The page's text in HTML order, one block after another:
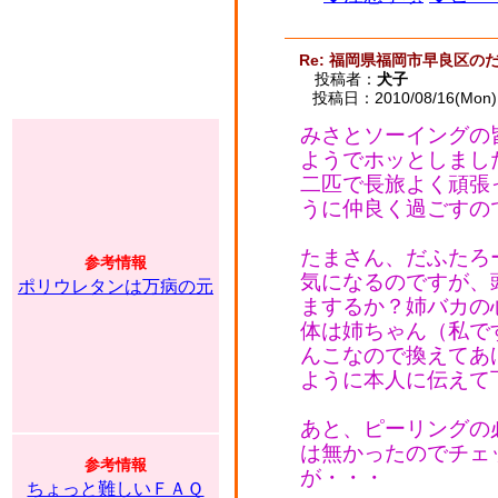
参考情報
ポリウレタンは万病の元
参考情報
ちょっと難しいＦＡＱ
Re: 福岡県福岡市早良区の
投稿者： 犬子
投稿日：2010/08/
みさとソーイング
ようでホッとしまし
二匹で長旅よく頑
うに仲良く過ごすの
たまさん、だふた
気になるのですが
まするか？姉バカ
体は姉ちゃん（私
んこなので換えて
ように本人に伝え
あと、ピーリング
は無かったのでチ
が・・・